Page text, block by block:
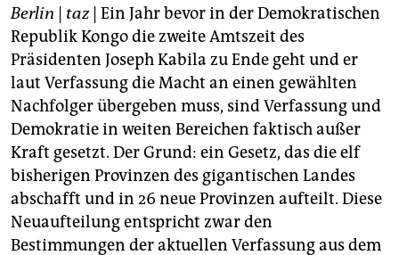
fragen & hilfe
unterstützen
abo
genossenschaft
epaper login
Berlin taz| Ein Jahr bevor in der Demokratischen
Republik Kongo die zweite Amtszeit des
Präsidenten Joseph Kabila zu Ende geht und er
laut Verfassung die Macht an einen gewählten
Nachfolger übergeben muss, sind Verfassung und
Demokratie in weiten Bereichen faktisch außer
Kraft gesetzt. Der Grund: ein Gesetz, das die elf
bisherigen Provinzen des gigantischen Landes
abschafft und in 26 neue Provinzen aufteilt. Diese
Neuaufteilung entspricht zwar den
Bestimmungen der aktuellen Verfassung aus dem